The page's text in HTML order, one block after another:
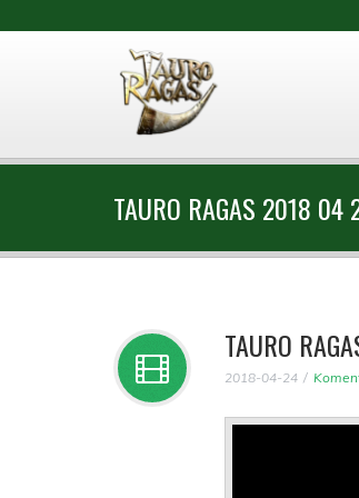
TAURO RAGAS 2018 04
TAURO
2018-04-24